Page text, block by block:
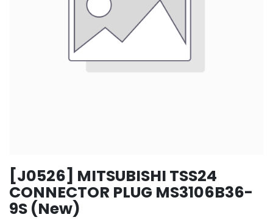
[J0526] MITSUBISHI TSS24
CONNECTOR PLUG MS3106B36-
9S (New)